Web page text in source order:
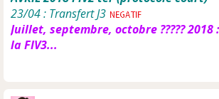
23/04 : Transfert J3
Juillet, septembre, octobre ?????
la FIV3...